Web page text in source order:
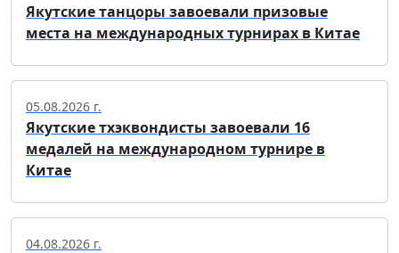
Якутские танцоры завоевали призовые
места на международных турнирах в Китае
05.08.2026 г.
Якутские тхэквондисты завоевали 16
медалей на международном турнире в
Китае
04.08.2026 г.